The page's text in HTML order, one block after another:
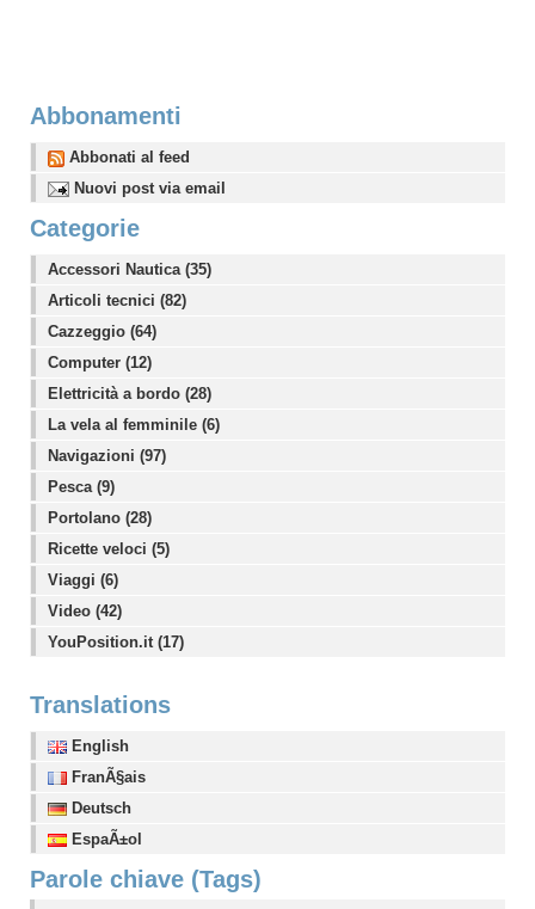
Abbonamenti
Abbonati al feed
Nuovi post via email
Categorie
Accessori Nautica (35)
Articoli tecnici (82)
Cazzeggio (64)
Computer (12)
Elettricità a bordo (28)
La vela al femminile (6)
Navigazioni (97)
Pesca (9)
Portolano (28)
Ricette veloci (5)
Viaggi (6)
Video (42)
YouPosition.it (17)
Translations
English
FranÃ§ais
Deutsch
EspaÃ±ol
Parole chiave (Tags)